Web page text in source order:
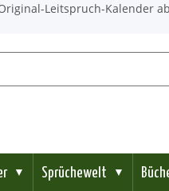
Leitspruch-Kalender
▼ Sprüchewelt ▼